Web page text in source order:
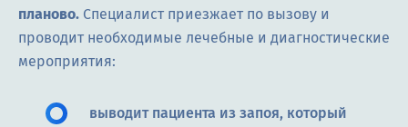
планово. Специалист приезжает по вызову и
проводит необходимые лечебные и диагностические
мероприятия:
выводит пациента из запоя, который